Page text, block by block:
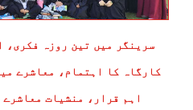
سرینگر میں تین روزہ فکری،
کارگاہ کا اہتمام، معاشرے
اہم قرار، منشیات معاشرے